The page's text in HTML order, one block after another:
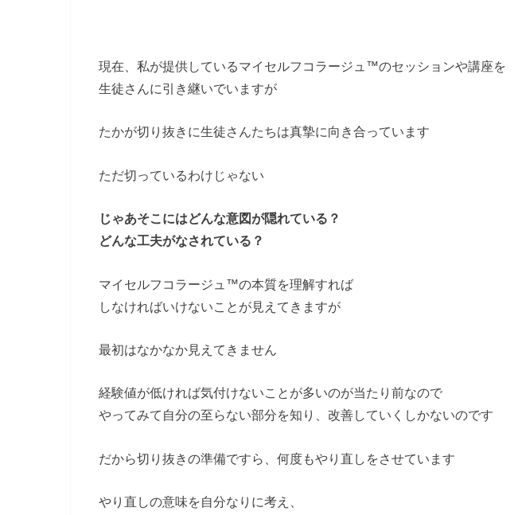
現在、私が提供しているマイセルフコラージュ™のセッションや講座を
生徒さんに引き継いでいますが
たかが切り抜きに生徒さんたちは真摯に向き合っています
ただ切っているわけじゃない
じゃあそこにはどんな意図が隠れている？
どんな工夫がなされている？
マイセルフコラージュ™の本質を理解すれば
しなければいけないことが見えてきますが
最初はなかなか見えてきません
経験値が低ければ気付けないことが多いのが当たり前なので
やってみて自分の至らない部分を知り、改善していくしかないのです
だから切り抜きの準備ですら、何度もやり直しをさせています
やり直しの意味を自分なりに考え、